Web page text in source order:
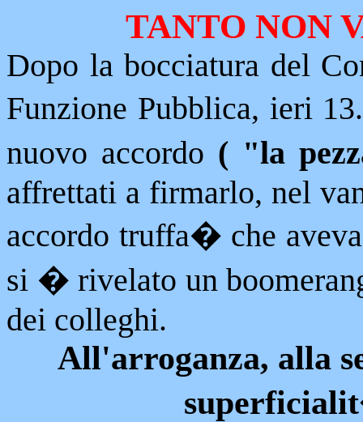
TANTO NON
Dopo la bocciatura del
Funzione Pubblica, ieri
nuovo accordo ( "la
affrettati a firmarlo, nel
accordo truffa� che
si � rivelato un
dei colleghi.
All'arroganza, alla